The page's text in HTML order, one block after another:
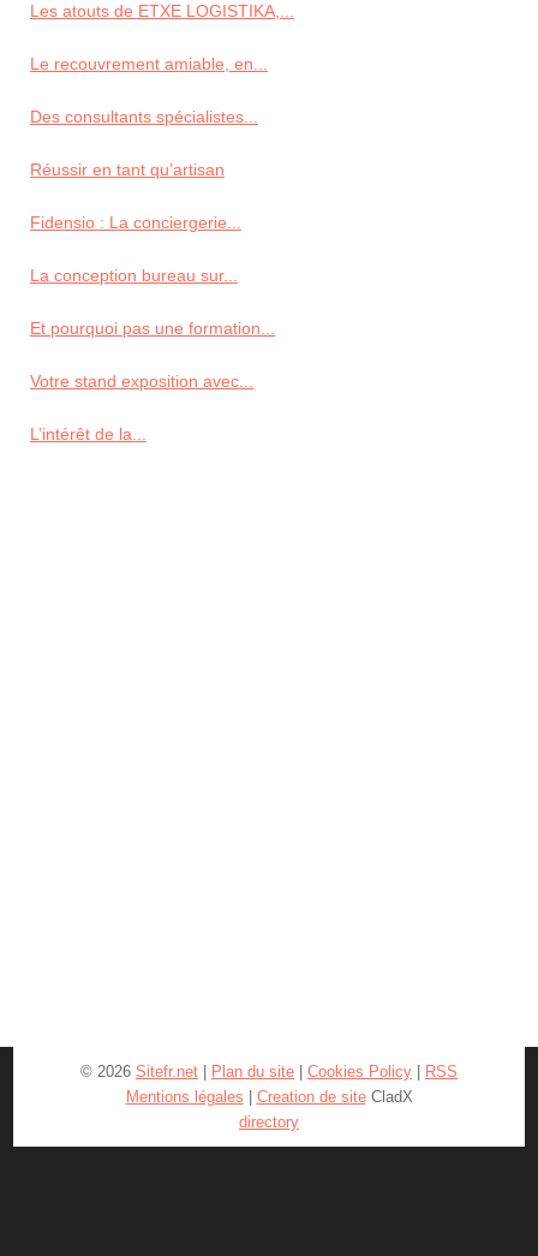
Les atouts de ETXE LOGISTIKA,...
Le recouvrement amiable, en...
Des consultants spécialistes...
Réussir en tant qu’artisan
Fidensio : La conciergerie...
La conception bureau sur...
Et pourquoi pas une formation...
Votre stand exposition avec...
L’intérêt de la...
© 2026 Sitefr.net Plan du site Cookies Policy
RSS
Mentions légales
Creation de siteCladX
directory